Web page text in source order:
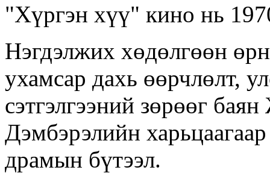
"Хүргэн хүү" кино нь
Нэгдэлжих хөдөлгөөн
ухамсар дахь өөрчлөлт,
сэтгэлгээний зөрөөг
Дэмбэрэлийн
драмын бүтээл.